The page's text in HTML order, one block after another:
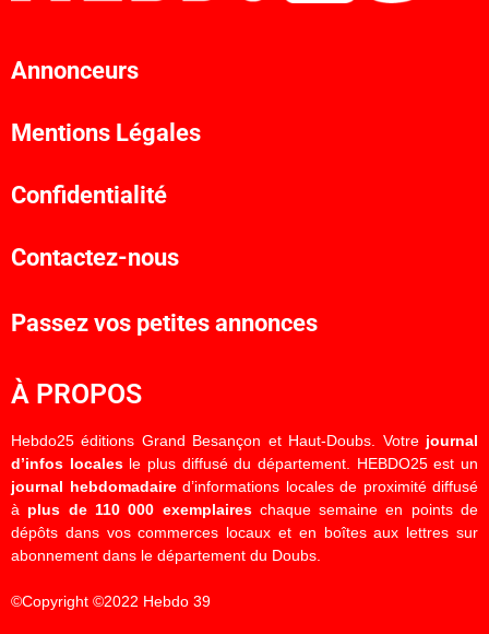
Annonceurs
Mentions Légales
Confidentialité
Contactez-nous
Passez vos petites annonces
À PROPOS
Hebdo25 éditions Grand Besançon et Haut-Doubs. Votre journal
d’infos localesle plus diffusé du département. HEBDO25 est un
journal hebdomadaired’informations locales de proximité diffusé
à plus de 110 000 exemplaireschaque semaine en points de
dépôts dans vos commerces locaux et en boîtes aux lettres sur
abonnement dans le département du Doubs.
©Copyright ©2022 Hebdo 39